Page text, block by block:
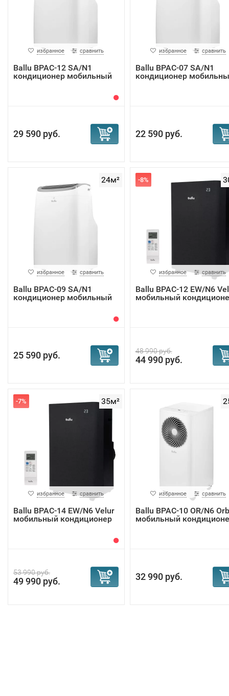
избранное сравнить
Ballu BPAC-12 SA/N1
кондиционер мобильный
29 590 руб.
избранное сравнить
Ballu BPAC-07 SA/N1
кондиционер
22 590 руб.
24м²
избранное сравнить
Ballu BPAC-09 SA/N1
кондиционер мобильный
25 590 руб.
-8%
избранное сравнить
Ballu BPAC-12 EW/N6
мобильный
48 990 руб.
44 990 руб.
35м²
-7%
избранное сравнить
Ballu BPAC-14 EW/N6 Velur
мобильный кондиционер
53 990 руб.
49 990 руб.
избранное сравнить
Ballu BPAC-10 OR/N6
мобильный
32 990 руб.